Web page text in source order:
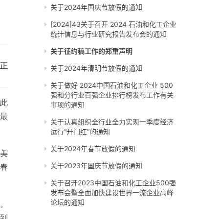
关于2024年国庆节放假的通知
[2024]43关于召开 2024 石油和化工企业
统计信息与行业研究报告发布会的通知
关于征约稿工作的郑重声明
关于2024年清明节放假的通知
关于做好 2024中国石油和化工企业 500
强和分行业百强企业排行榜发布工作有关
事项的通知
关于认真组织全行业全力实现一季度经济
运行“开门红”的通知
关于2024年春节放假的通知
关于2023年国庆节放假的通知
关于召开2023中国石油和化工企业500强
发布会暨全面加快建设世界一流企业高峰
论坛的通知